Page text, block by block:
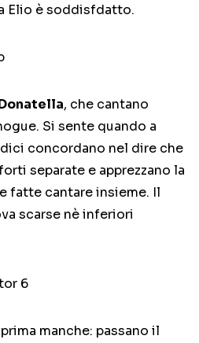
Elio è soddisfdatto.
, che cantano
Si sente quando a
concordano nel dire che
separate e apprezzano la
fatte cantare insieme. Il
scarse nè inferiori
manche: passano il